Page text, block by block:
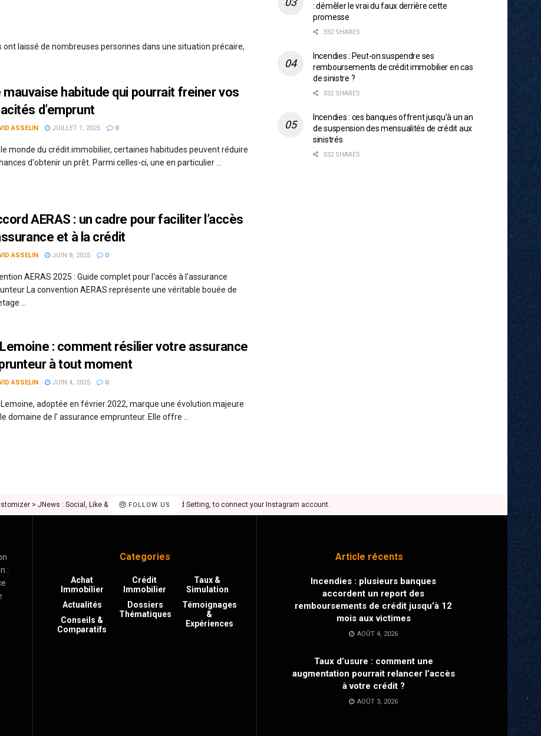
ont laissé de nombreuses personnes dans une situation précaire,
mauvaise habitude qui pourrait freiner vos
d’emprunt
ASSELIN JUILLET 1, 2025 0
le monde du crédit immobilier, certaines habitudes peuvent réduire
d'obtenir un prêt. Parmi celles-ci, une en particulier ...
AERAS : un cadre pour faciliter l’accès
et à la crédit
ASSELIN JUIN 8, 2025 0
AERAS 2025 : Guide complet pour l'accès à l'assurance
La convention AERAS représente une véritable bouée de
...
: comment résilier votre assurance
à tout moment
ASSELIN JUIN 4, 2025 0
Lemoine, adoptée en février 2022, marque une évolution majeure
domaine de l' assurance emprunteur. Elle offre ...
: démêler le vrai du faux derrière cette
promesse
332 SHARES
Incendies : Peut-on suspendre ses
remboursements de crédit immobilier en cas
de sinistre ?
332 SHARES
Incendies : ces banques offrent jusqu’à un an
de suspension des mensualités de crédit aux
sinistrés
332 SHARES
FOLLOW US
> JNews : Social, Like & View > Instagram Feed Setting, to connect your Instagram account.
:
Categories
Achat
Immobilier
Actualités
Conseils &
Comparatifs
Crédit
Immobilier
Dossiers
Thématiques
Taux &
Simulation
Témoignages
&
Expériences
Article récents
Incendies : plusieurs banques
accordent un report des
remboursements de crédit jusqu’à 12
mois aux victimes
AOÛT 4, 2026
Taux d’usure : comment une
augmentation pourrait relancer l’accès
à votre crédit ?
AOÛT 3, 2026